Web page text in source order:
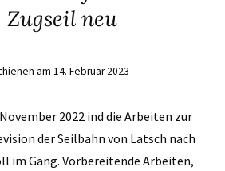
Zugseil neu
am 14. Februar 2023
2022 ind die Arbeiten zur
der Seilbahn von Latsch nach
im Gang. Vorbereitende Arbeiten,